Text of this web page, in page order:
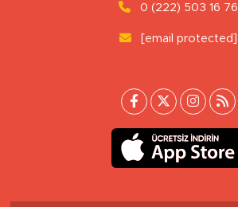
0 (222) 503 16 76
[email protected]